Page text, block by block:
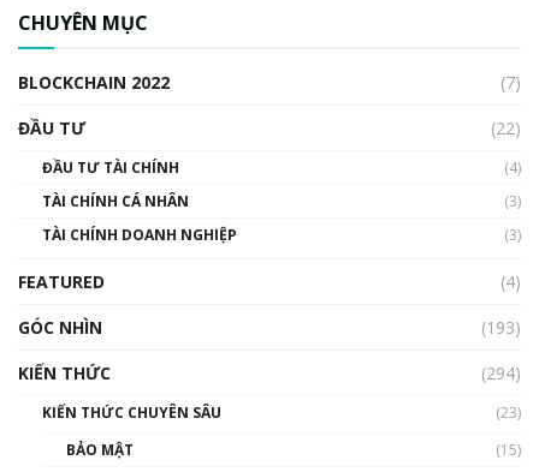
00:02:14
Nhìn lại năm 2022: Những sự kiện ảnh hưởng
đến hệ sinh thái tiền mã hoá | Phổ cập
CHUYÊN MỤC
BLOCKCHAIN 2022
(7)
ĐẦU TƯ
(22)
ĐẦU TƯ TÀI CHÍNH
(4)
TÀI CHÍNH CÁ NHÂN
(3)
TÀI CHÍNH DOANH NGHIỆP
(3)
FEATURED
(4)
GÓC NHÌN
(193)
KIẾN THỨC
(294)
KIẾN THỨC CHUYÊN SÂU
(23)
BẢO MẬT
(15)